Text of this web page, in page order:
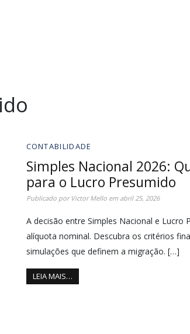
CONTABILIDADE
Simples Nacional 2026:
para o Lucro Presumido
Publicado por Victor Melloem abril 25, 2026
A decisão entre Simples Nacional e Lucro
alíquota nominal. Descubra os critérios
simulações que definem a migração. […]
LEIA MAIS…